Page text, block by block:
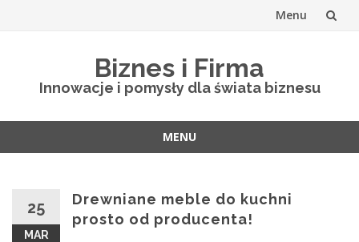
Menu
Biznes i Firma
Innowacje i pomysły dla świata biznesu
MENU
25
MAR
Drewniane meble do kuchni
prosto od producenta!